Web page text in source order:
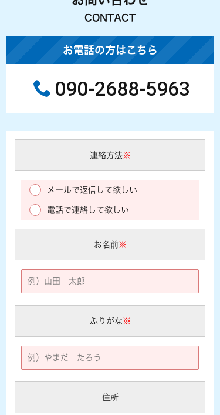
CONTACT
お電話の方はこちら
090-2688-5963
連絡方法※
メールで返信して欲しい
電話で連絡して欲しい
お名前※
ふりがな ※
住所